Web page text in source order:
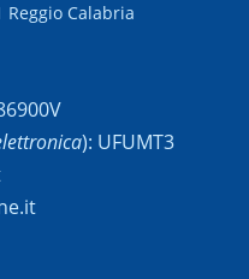
Reggio Calabria
): UFUMT3